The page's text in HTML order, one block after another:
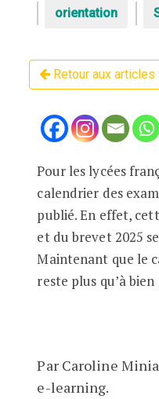
orientation
Retour aux articles
Le calendrier
Pour les lycées
calendrier des
publié. En effet,
et du brevet 2025
Maintenant que le
reste plus qu’à
Par Caroline
e-learning.